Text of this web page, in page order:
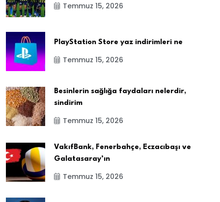
Temmuz 15, 2026
PlayStation Store yaz indirimleri ne
Temmuz 15, 2026
Besinlerin sağlığa faydaları nelerdir,
sindirim
Temmuz 15, 2026
VakıfBank, Fenerbahçe, Eczacıbaşı ve
Galatasaray’ın
Temmuz 15, 2026